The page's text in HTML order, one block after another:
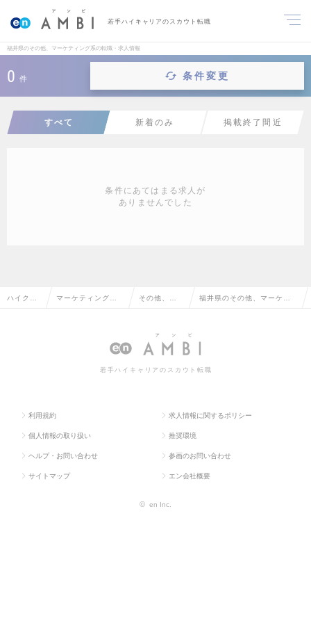
若手ハイキャリアのスカウト転職
福井県のその他、マーケティング系の転職・求人情報
0 件 条件変更
すべて 新着のみ 掲載終了間近
条件にあてはまる求人が
ありませんでした
ハイクラ マーケティング・ その他、マ
グ系
福井県のその他、マーケテ
一覧
若手ハイキャリアのスカウト転職
利用規約 求人情報に関するポリシー
個人情報の取り扱い 推奨環境
ヘルプ・お問い合わせ 参画のお問い合わせ
サイトマップ エン会社概要
© en Inc.